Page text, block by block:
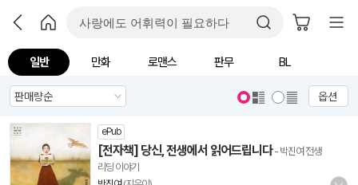
일반 만화 로맨스 판무 BL
옵션
ePub
[전자책] 당신, 전생에서 읽어드립니다- 박진여 전생
리딩 이야기